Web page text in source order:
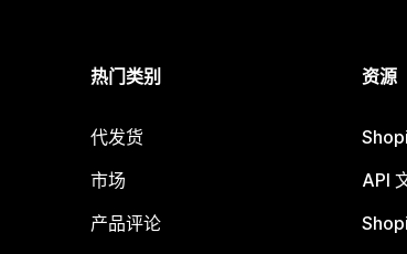
热门类别
代发货
市场
产品评论
资源
API